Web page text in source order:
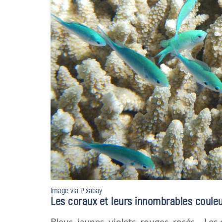
Image via Pixabay
Les coraux et leurs innombrables